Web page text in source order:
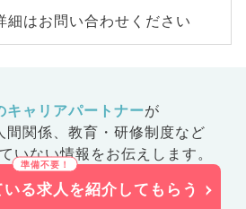
細はお問い合わせください
キャリアパートナーが
関係、 教育・研修制度など
いない情報をお伝えします。
る求人を紹介してもらう